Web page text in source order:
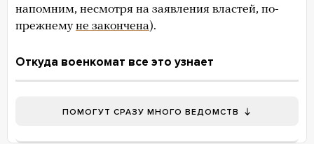
напомним, несмотря на заявления властей, по-
прежнемуне закончена).
Откуда военкомат все это узнает
ПОМОГУТ СРАЗУ МНОГО ВЕДОМСТВ